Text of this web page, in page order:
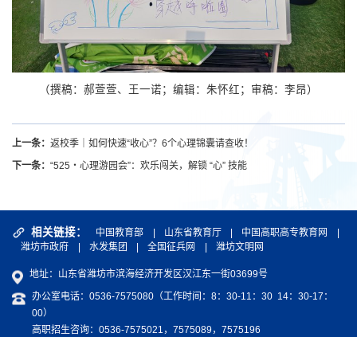
（撰稿：郝萱萱、王一诺；编辑：朱怀红；审稿：李昂）
上一条： 返校季｜如何快速“收心”？6个心理锦囊请查收！
下一条： “525・心理游园会”：欢乐闯关，解锁 “心” 技能
相关链接： 中国教育部 | 山东省教育厅 | 中国高职高专教育网
|
潍坊市政府
| 水发集团 | 全国征兵网 | 潍坊文明网
地址：山东省潍坊市滨海经济开发区汉江东一街03699号
办公室电话：0536-7575080（工作时间：8：30-11：30 14：30-17：
00）
高职招生咨询：0536-7575021，7575089，7575196